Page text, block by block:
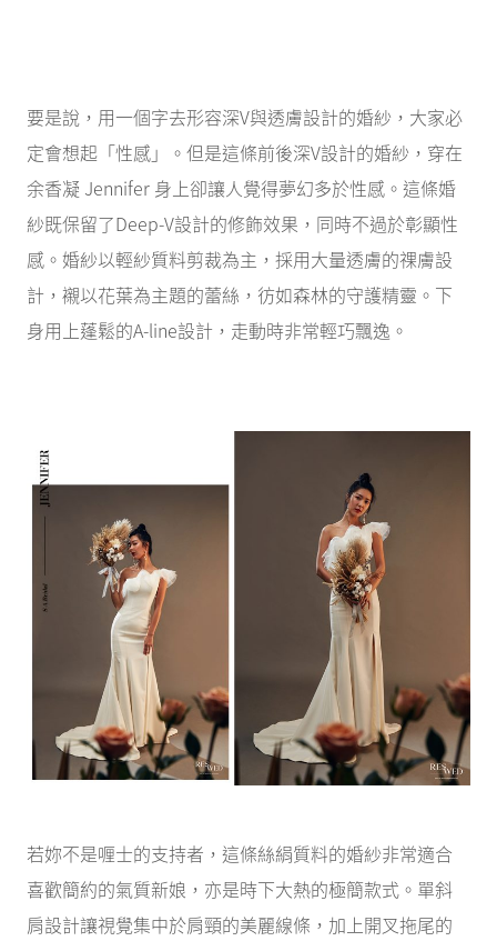
要是說，用一個字去形容深V與透膚設計的婚紗，大家必
定會想起「性感」。但是這條前後深V設計的婚紗，穿在
余香凝 Jennifer 身上卻讓人覺得夢幻多於性感。這條婚
紗既保留了Deep-V設計的修飾效果，同時不過於彰顯性
感。婚紗以輕紗質料剪裁為主，採用大量透膚的祼膚設
計，襯以花葉為主題的蕾絲，彷如森林的守護精靈。下
身用上蓬鬆的A-line設計，走動時非常輕巧飄逸。
若妳不是喱士的支持者，這條絲絹質料的婚紗非常適合
喜歡簡約的氣質新娘，亦是時下大熱的極簡款式。單斜
肩設計讓視覺集中於肩頸的美麗線條，加上開叉拖尾的